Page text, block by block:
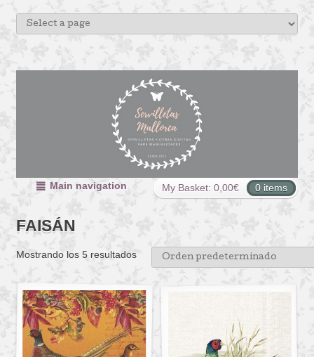
My Basket: 0,00€ 0 items
Main navigation
FAISÁN
Mostrando los 5 resultados